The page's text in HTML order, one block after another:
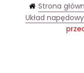
Strona
Układ napędowy